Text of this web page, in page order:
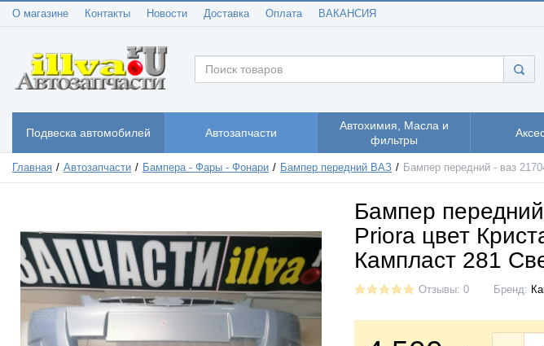
О магазине Контакты Новости Доставка Оплата ВАКАНСИЯ
Подвеска автомобилей Автозапчасти
Автохимия, Масла и
фильтры
Главная Автозапчасти Бампера - Фары - Фонари Бампер передний ВАЗ Бампер передний - ваз
Бампер
Priora цвет
Кампласт 281
Отзывы: 0 Бренд: